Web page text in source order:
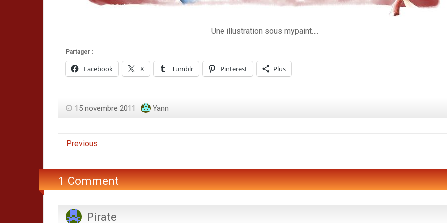
Une illustration sous mypaint….
Partager :
Facebook X Tumblr Pinterest Plus
15 novembre 2011 Yann
Previous
1 Comment
Pirate